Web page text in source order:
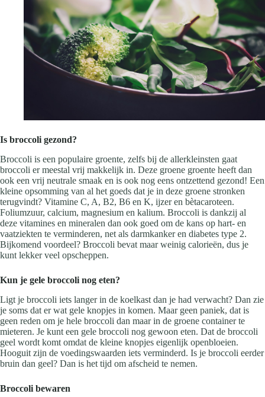
Is broccoli gezond?
Broccoli is een populaire groente, zelfs bij de allerkleinsten gaat
broccoli er meestal vrij makkelijk in. Deze groene groente heeft dan
ook een vrij neutrale smaak en is ook nog eens ontzettend gezond! Een
kleine opsomming van al het goeds dat je in deze groene stronken
terugvindt? Vitamine C, A, B2, B6 en K, ijzer en bètacaroteen.
Foliumzuur, calcium, magnesium en kalium. Broccoli is dankzij al
deze vitamines en mineralen dan ook goed om de kans op hart- en
vaatziekten te verminderen, net als darmkanker en diabetes type 2.
Bijkomend voordeel? Broccoli bevat maar weinig calorieën, dus je
kunt lekker veel opscheppen.
Kun je gele broccoli nog eten?
Ligt je broccoli iets langer in de koelkast dan je had verwacht? Dan zie
je soms dat er wat gele knopjes in komen. Maar geen paniek, dat is
geen reden om je hele broccoli dan maar in de groene container te
mieteren. Je kunt een gele broccoli nog gewoon eten. Dat de broccoli
geel wordt komt omdat de kleine knopjes eigenlijk openbloeien.
Hooguit zijn de voedingswaarden iets verminderd. Is je broccoli eerder
bruin dan geel? Dan is het tijd om afscheid te nemen.
Broccoli bewaren